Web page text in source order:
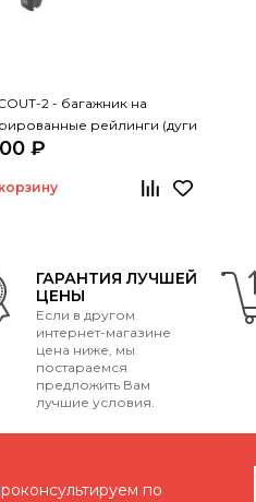
2 - багажник на
рейлинги (дуги
черные 110 см)
₽
ГАРАНТИЯ ЛУЧШЕЙ
ЦЕНЫ
Если в другом
интернет-магазине
цена ниже, мы
постараемся
предложить Вам
лучшие условия.
по